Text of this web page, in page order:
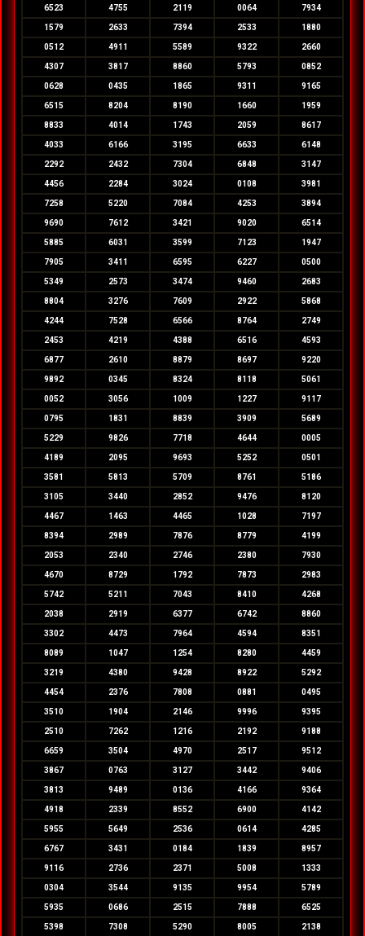
6523 4755 2119 0064 7934
1579 2633 7394 2533 1880
0512 4911 5589 9322 2660
4307 3817 8860 5793 0852
0628 0435 1865 9311 9165
6515 8204 8190 1660 1959
8833 4014 1743 2059 8617
4033 6166 3195 6633 6148
2292 2432 7304 6848 3147
4456 2284 3024 0108 3981
7258 5220 7084 4253 3894
9690 7612 3421 9020 6514
5885 6031 3599 7123 1947
7905 3411 6595 6227 0500
5349 2573 3474 9460 2683
8804 3276 7609 2922 5868
4244 7528 6566 8764 2749
2453 4219 4388 6516 4593
6877 2610 8879 8697 9220
9892 0345 8324 8118 5061
0052 3056 1009 1227 9117
0795 1831 8839 3909 5689
5229 9826 7718 4644 0005
4189 2095 9693 5252 0501
3581 5813 5709 8761 5186
3105 3440 2852 9476 8120
4467 1463 4465 1028 7197
8394 2989 7876 8779 4199
2053 2340 2746 2380 7930
4670 8729 1792 7873 2983
5742 5211 7043 8410 4268
2038 2919 6377 6742 8860
3302 4473 7964 4594 8351
8089 1047 1254 8280 4459
3219 4380 9428 8922 5292
4454 2376 7808 0881 0495
3510 1904 2146 9996 9395
2510 7262 1216 2192 9188
6659 3504 4970 2517 9512
3867 0763 3127 3442 9406
3813 9489 0136 4166 9364
4918 2339 8552 6900 4142
5955 5649 2536 0614 4285
6767 3431 0184 1839 8957
9116 2736 2371 5008 1333
0304 3544 9135 9954 5789
5935 0686 2515 7888 6525
5398 7308 5290 8005 2138